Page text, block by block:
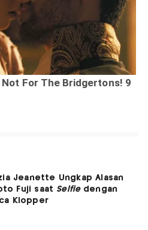
Jeanette Ungkap Alasan
Fuji saat Selfiedengan
Klopper